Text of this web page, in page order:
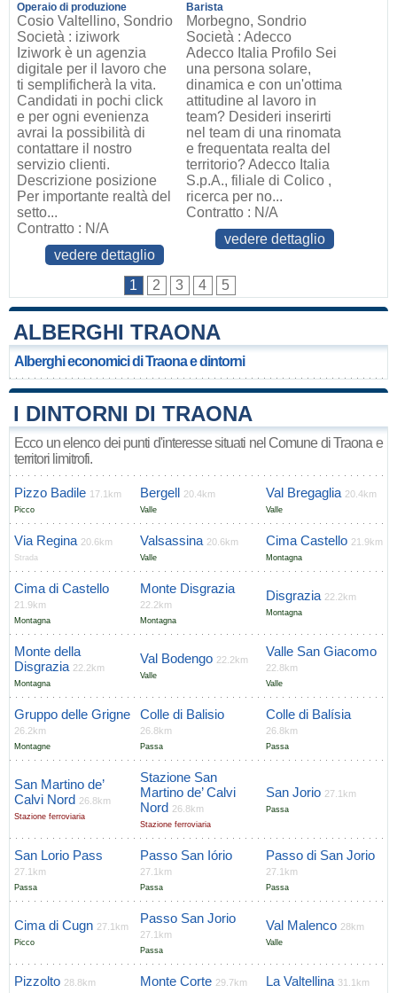
Operaio di produzione
Cosio Valtellino, Sondrio
Società : iziwork
Iziwork è un agenzia
digitale per il lavoro che
ti semplificherà la vita.
Candidati in pochi click
e per ogni evenienza
avrai la possibilità di
contattare il nostro
servizio clienti.
Descrizione posizione
Per importante realtà del
setto...
Contratto : N/A
vedere dettaglio
Barista
Morbegno, Sondrio
Società : Adecco
Adecco Italia Profilo Sei
una persona solare,
dinamica e con un'ottima
attitudine al lavoro in
team? Desideri inserirti
nel team di una rinomata
e frequentata realta del
territorio? Adecco Italia
S.p.A., filiale di Colico ,
ricerca per no...
Contratto : N/A
vedere dettaglio
1 2 3 4 5
ALBERGHI TRAONA
Alberghi economici di Traona e dintorni
I DINTORNI DI TRAONA
Ecco un elenco dei punti d'interesse situati nel Comune di Traona e
territori limitrofi.
Pizzo Badile 17.1km
Picco
Bergell 20.4km
Valle
Val Bregaglia 20.4km
Valle
Via Regina 20.6km
Strada
Valsassina 20.6km
Valle
Cima Castello 21.9km
Montagna
Cima di Castello
21.9km
Montagna
Monte Disgrazia
22.2km
Montagna
Disgrazia 22.2km
Montagna
Monte della
Disgrazia 22.2km
Montagna
Val Bodengo 22.2km
Valle
Valle San Giacomo
22.8km
Valle
Gruppo delle Grigne
26.2km
Montagne
Colle di Balisio
26.8km
Passa
Colle di Balísia
26.8km
Passa
San Martino de’
Calvi Nord 26.8km
Stazione ferroviaria
Stazione San
Martino de’ Calvi
Nord 26.8km
Stazione ferroviaria
San Jorio 27.1km
Passa
San Lorio Pass
27.1km
Passa
Passo San Iório
27.1km
Passa
Passo di San Jorio
27.1km
Passa
Cima di Cugn 27.1km
Picco
Passo San Jorio
27.1km
Passa
Val Malenco 28km
Valle
Pizzolto 28.8km Monte Corte 29.7km La Valtellina 31.1km